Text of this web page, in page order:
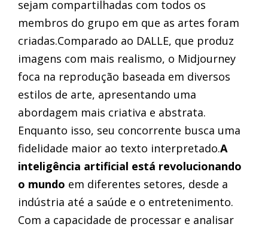
sejam compartilhadas com todos os
membros do grupo em que as artes foram
criadas.Comparado ao DALLE, que produz
imagens com mais realismo, o Midjourney
foca na reprodução baseada em diversos
estilos de arte, apresentando uma
abordagem mais criativa e abstrata.
Enquanto isso, seu concorrente busca uma
fidelidade maior ao texto interpretado.A
inteligência artificial está revolucionando
o mundo em diferentes setores, desde a
indústria até a saúde e o entretenimento.
Com a capacidade de processar e analisar